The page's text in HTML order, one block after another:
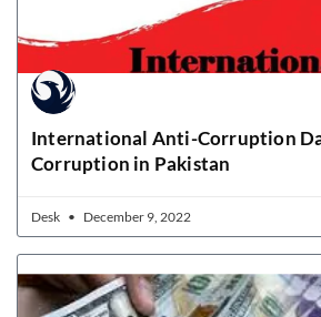
International Anti-Corruption
Corruption in Pakistan
Desk December 9, 2022